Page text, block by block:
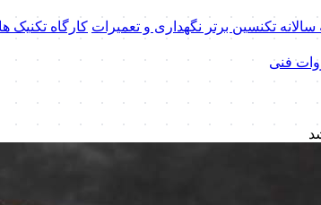
تکنسین برتر نگهداری و تعمیرات کارگاه تکنیک‌
فنی